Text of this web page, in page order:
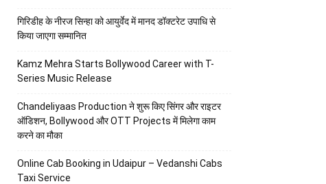
गिरिडीह के नीरज सिन्हा को आयुर्वेद में मानद डॉक्टरेट उपाधि से
किया जाएगा सम्मानित
Kamz Mehra Starts Bollywood Career with T-
Series Music Release
Chandeliyaas Production ने शुरू किए सिंगर और राइटर
ऑडिशन, Bollywood और OTT Projects में मिलेगा काम
करने का मौका
Online Cab Booking in Udaipur – Vedanshi Cabs
Taxi Service